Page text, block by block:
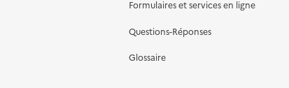
Formulaires et services en ligne
Questions-Réponses
Glossaire